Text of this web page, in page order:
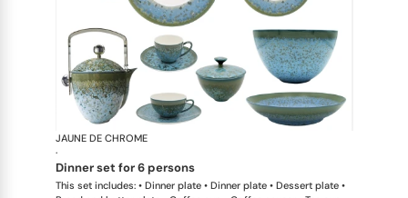
JAUNE DE CHROME
·
dinner set for 6 persons
This set includes: • Dinner plate • Dinner plate • Dessert plate •